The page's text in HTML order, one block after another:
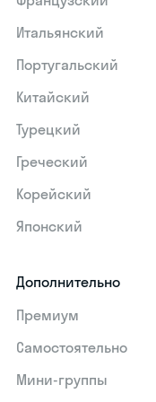
Итальянский
Португальский
Китайский
Турецкий
Греческий
Корейский
Японский
Дополнительно
Премиум
Самостоятельно
Мини-группы